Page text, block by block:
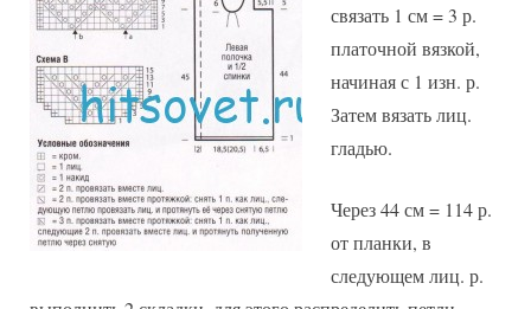
связать 1 см = 3 р.
платочной вязкой,
начиная с 1 изн. р.
Затем вязать лиц.
гладью.
Через 44 см = 114 р.
от планки, в
следующем лиц. р.